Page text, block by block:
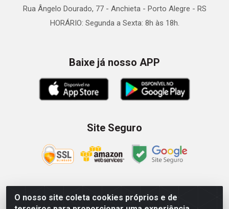
O nosso site coleta cookies próprios e de
Rua Ângelo Dourado, 77 - Anchieta - Porto Alegre - RS
HORÁRIO: Segunda a Sexta: 8h às 18h.
Baixe já nosso APP
Site Seguro
Zein Importação e Comércio LTDA - Av. Senador Queiróz, 274